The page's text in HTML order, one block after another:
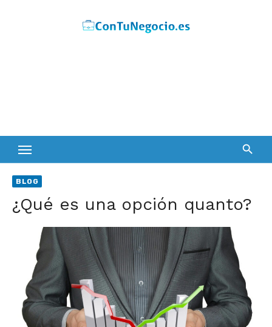
BLOG
¿Qué es una opción quanto?